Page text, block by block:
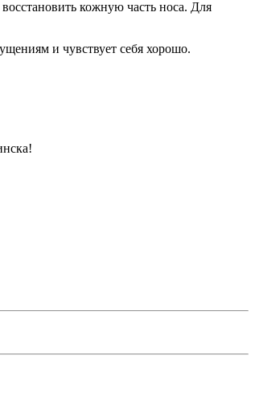
кожную часть носа. Для
и чувствует себя хорошо.